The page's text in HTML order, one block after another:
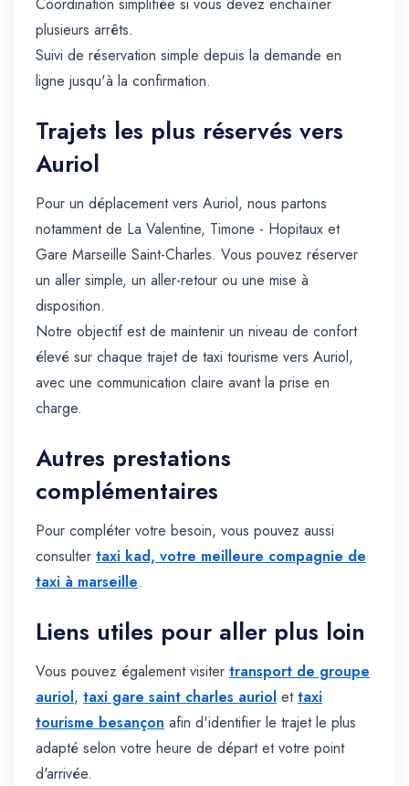
Coordination simplifiée si vous devez enchaîner
plusieurs arrêts.
Suivi de réservation simple depuis la demande en
ligne jusqu'à la confirmation.
Trajets les plus réservés vers
Auriol
Pour un déplacement vers Auriol, nous partons
notamment de La Valentine, Timone - Hopitaux et
Gare Marseille Saint-Charles. Vous pouvez réserver
un aller simple, un aller-retour ou une mise à
disposition.
Notre objectif est de maintenir un niveau de confort
élevé sur chaque trajet de taxi tourisme vers Auriol,
avec une communication claire avant la prise en
charge.
Autres prestations
complémentaires
Pour compléter votre besoin, vous pouvez aussi
consulter taxi kad, votre meilleure compagnie de
taxi à marseille.
Liens utiles pour aller plus loin
Vous pouvez également visiter transport de groupe
auriol, taxi gare saint charles auriol ettaxi
tourisme besançon afin d'identifier le trajet le plus
adapté selon votre heure de départ et votre point
d'arrivée.